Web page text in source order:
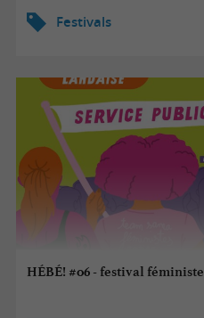
Festivals
HÉBÉ! #06 - festival féministe